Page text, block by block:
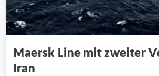
Maersk Line mit zweiter
Iran